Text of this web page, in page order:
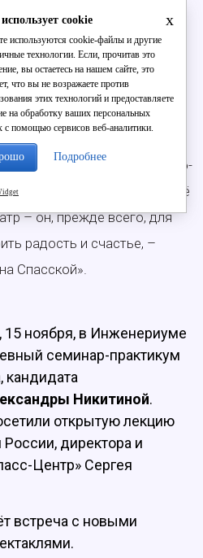
из Казани играл свой
театра кукол им.
ТЮЗ – в «Театре на
зрителей, детских смех,
Кажется, наши
зрителям фестиваля много-
а это значит, что всё
– он, прежде всего, для
радость и счастье, –
Спасской».
15 ноября, в Инженериуме
семинар-практикум
кандидата
Никитиной.
открытую лекцию
директора и
Центр» Сергея
встреча с новыми
x
cookie
используются cookie-файлы и другие
технологии. Если, прочитав это
вы остаетесь на нашем сайте, это
что вы не возражаете против
этих технологий и предоставляете
на обработку ваших персональных
с помощью сервисов веб-аналитики.
Подробнее